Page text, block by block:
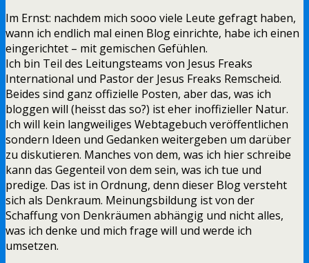
Im Ernst: nachdem mich sooo viele Leute gefragt haben,
wann ich endlich mal einen Blog einrichte, habe ich einen
eingerichtet – mit gemischen Gefühlen.
Ich bin Teil des Leitungsteams von Jesus Freaks
International und Pastor der Jesus Freaks Remscheid.
Beides sind ganz offizielle Posten, aber das, was ich
bloggen will (heisst das so?) ist eher inoffizieller Natur.
Ich will kein langweiliges Webtagebuch veröffentlichen
sondern Ideen und Gedanken weitergeben um darüber
zu diskutieren. Manches von dem, was ich hier schreibe
kann das Gegenteil von dem sein, was ich tue und
predige. Das ist in Ordnung, denn dieser Blog versteht
sich als Denkraum. Meinungsbildung ist von der
Schaffung von Denkräumen abhängig und nicht alles,
was ich denke und mich frage will und werde ich
umsetzen.